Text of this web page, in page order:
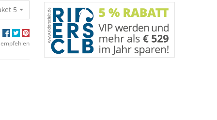
50,95 € 49,50 €